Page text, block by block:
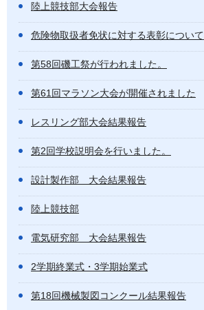
陸上競技部大会報告
危険物取扱者免状に対する表彰について
第58回磯工祭が行われました。
第61回マラソン大会が開催されました
レスリング部大会結果報告
第2回学校説明会を行いました。
設計製作部 大会結果報告
陸上競技部
電気研究部 大会結果報告
2学期終業式・3学期始業式
第18回機械製図コンクール結果報告